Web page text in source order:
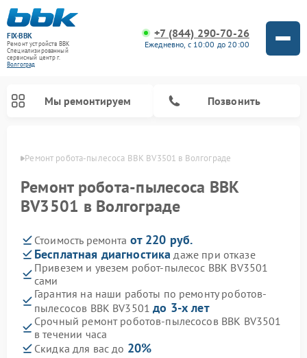
FIX-BBK
Ремонт устройств BBK
Специализированный
cервисный центр г.
Волгоград
+7 (844) 290-70-26
Ежедневно, с 10:00 до 20:00
Мы ремонтируем Позвонить
Ремонт робота-пылесоса BBK BV3501 в Волгограде
Ремонт робота-пылесоса BBK
BV3501 в Волгограде
Стоимость ремонта от 220 руб.
Бесплатная диагностика даже при отказе
Привезем и увезем робот-пылесос BBK BV3501
сами
Гарантия на наши работы по ремонту роботов-
пылесосов BBK BV3501до 3-х лет
Срочный ремонт роботов-пылесосов BBK BV3501
в течении часа
Скидка для вас до 20%